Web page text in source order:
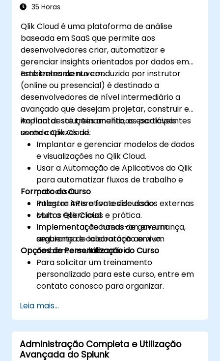
do SAP B1.
35 Horas
Qlik Cloud é uma plataforma de análise
baseada em SaaS que permite aos
desenvolvedores criar, automatizar e
gerenciar insights orientados por dados em
ambientes de nuvem.
Este treinamento conduzido por instrutor
(online ou presencial) é destinado a
desenvolvedores de nível intermediário a
avançado que desejam projetar, construir e
implantar soluções analíticas escaláveis
usando Qlik Cloud.
Ao final deste treinamento, os participantes
serão capazes de:
Implantar e gerenciar modelos de dados
e visualizações no Qlik Cloud.
Usar a Automação de Aplicativos do Qlik
para automatizar fluxos de trabalho e
processos.
Integrar APIs e fontes de dados externas
com o Qlik Cloud.
Implementar recursos de governança,
segurança e colaboração em um
ambiente multilocatário.
Formato do Curso
Palestra interativa e discussão.
Muitos exercícios e prática.
Implementação hands-on em um
ambiente de laboratório ao vivo.
Opções de Personalização do Curso
Para solicitar um treinamento
personalizado para este curso, entre em
contato conosco para organizar.
Leia mais...
Administração Completa e Utilização
Avançada do Splunk